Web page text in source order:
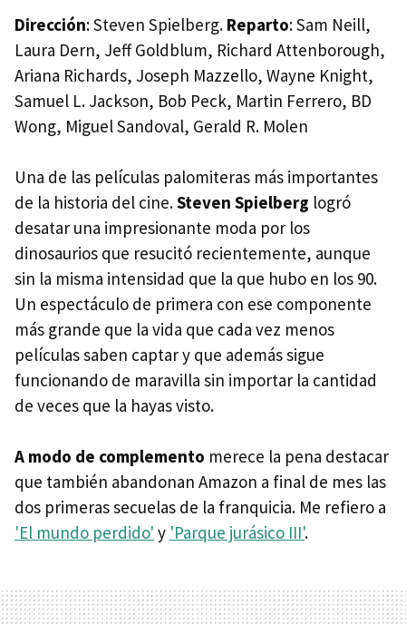
Dirección: Steven Spielberg. Reparto: Sam Neill,
Laura Dern, Jeff Goldblum, Richard Attenborough,
Ariana Richards, Joseph Mazzello, Wayne Knight,
Samuel L. Jackson, Bob Peck, Martin Ferrero, BD
Wong, Miguel Sandoval, Gerald R. Molen
Una de las películas palomiteras más importantes
de la historia del cine.Steven Spielberg logró
desatar una impresionante moda por los
dinosaurios que resucitó recientemente, aunque
sin la misma intensidad que la que hubo en los 90.
Un espectáculo de primera con ese componente
más grande que la vida que cada vez menos
películas saben captar y que además sigue
funcionando de maravilla sin importar la cantidad
de veces que la hayas visto.
A modo de complemento merece la pena destacar
que también abandonan Amazon a final de mes las
dos primeras secuelas de la franquicia. Me refiero a
'El mundo perdido' y 'Parque jurásico III'.